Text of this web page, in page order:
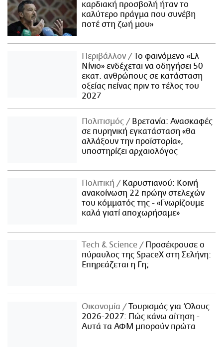
καρδιακή προσβολή ήταν το
καλύτερο πράγμα που συνέβη
ποτέ στη ζωή μου»
Περιβάλλον
Το φαινόμενο «Ελ
Νίνιο» ενδέχεται να οδηγήσει 50
εκατ. ανθρώπους σε κατάσταση
οξείας πείνας πριν το τέλος του
2027
Πολιτισμός
Βρετανία: Ανασκαφές
σε πυρηνική εγκατάσταση «θα
αλλάξουν την προϊστορία»,
υποστηρίζει αρχαιολόγος
Πολιτική
Καρυστιανού: Κοινή
ανακοίνωση 22 πρώην στελεχών
του κόμματός της - «Γνωρίζουμε
καλά γιατί αποχωρήσαμε»
Τech & Science
Προσέκρουσε ο
πύραυλος της SpaceX στη Σελήνη:
Επηρεάζεται η Γη;
Οικονομία
Τουρισμός για Όλους
2026-2027: Πώς κάνω αίτηση -
Αυτά τα ΑΦΜ μπορούν πρώτα